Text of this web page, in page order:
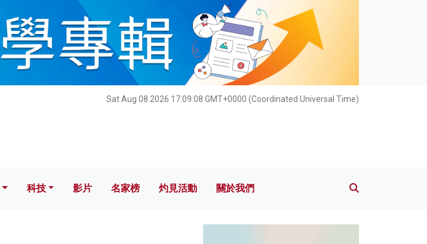
Sat Aug 08 2026 17:09:08 GMT+0000 (Coordinated Universal Time)
科技 影片 名家榜 灼見活動 關於我們
科技 影片 名家榜 灼見活動 關於我們